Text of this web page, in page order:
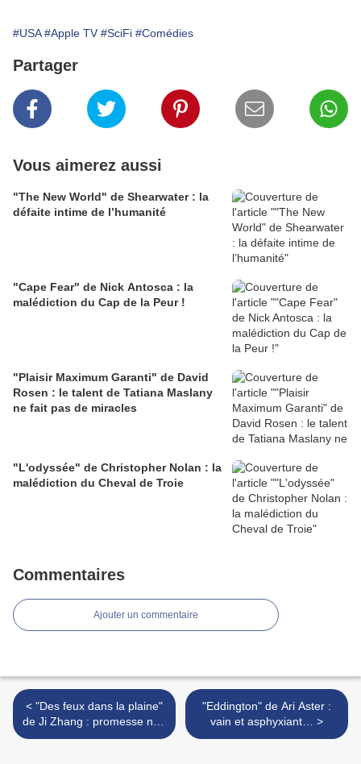
#USA #Apple TV #SciFi #Comédies
Partager
Vous aimerez aussi
"The New World" de Shearwater : la
défaite intime de l’humanité
"Cape Fear" de Nick Antosca : la
malédiction du Cap de la Peur !
"Plaisir Maximum Garanti" de David
Rosen : le talent de Tatiana Maslany
ne fait pas de miracles
"L'odyssée" de Christopher Nolan : la
malédiction du Cheval de Troie
Commentaires
Ajouter un commentaire
< "Des feux dans la plaine"
de Ji Zhang : promesse non
tenue…
"Eddington" de Ari Aster :
vain et asphyxiant… >